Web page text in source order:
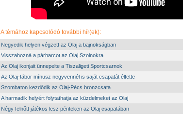
A témához kapcsolódó további hír(ek):
Negyedik helyen végzett az Olaj a bajnokságban
Visszahozná a párharcot az Olaj Szolnokra
Az Olaj ikonjait ünnepelte a Tiszaligeti Sportcsarnok
Az Olaj-tábor mínusz negyvennél is saját csapatát éltette
Szombaton kezdődik az Olaj-Pécs bronzcsata
A harmadik helyért folytathatja az küzdelmeket az Olaj
Négy felnőtt játékos lesz pénteken az Olaj csapatában